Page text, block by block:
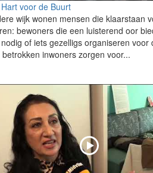
voor de Buurt
wijk wonen mensen die klaarstaan
bewoners die een luisterend oor
of iets gezelligs organiseren voor
betrokken inwoners zorgen voor...